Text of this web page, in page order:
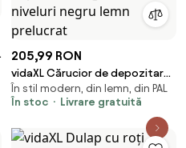
205,99 RON
vidaXL Cărucior de depozitare
îngust, 3 niveluri negru lemn
prelucrat
În stil modern, din lemn, din PAL
În stoc
Livrare gratuită